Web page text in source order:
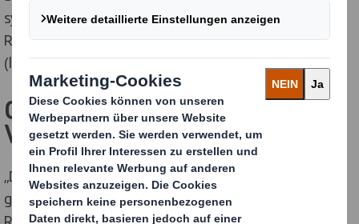
symbolischen Spendenscheck an Christian Wolf,
Relationship-Fundraiser der Heinz Sielmann Stiftung
(links).
Gemeinsam für biologische
Vielfalt
„Dem Artensterben entgegenzuwirken, erfordert
gemeinsame Anstrengungen“, betont Christian Wolf,